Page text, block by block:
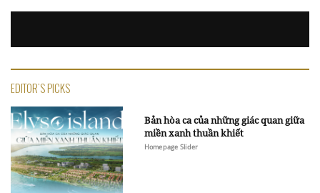
EDITOR'S PICKS
Bản hòa ca của những giác quan giữa
miền xanh thuần khiết
Homepage Slider